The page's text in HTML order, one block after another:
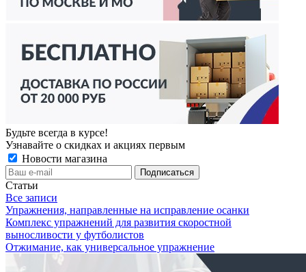
Будьте всегда в курсе!
Узнавайте о скидках и акциях первым
Новости магазина
Статьи
Все записи
Упражнения, направленные на исправление осанки
Комплекс упражнений для развития скоростной
выносливости у футболистов
Отжимание, как универсальное упражнение